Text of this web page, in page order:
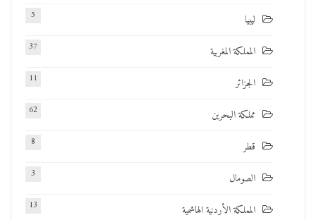
ليبيا 5
المملكة المغربية 37
الجزائر 11
مملكة البحرين 62
قطر 8
الصومال 3
المملكة الأردنية الهاشمية 13